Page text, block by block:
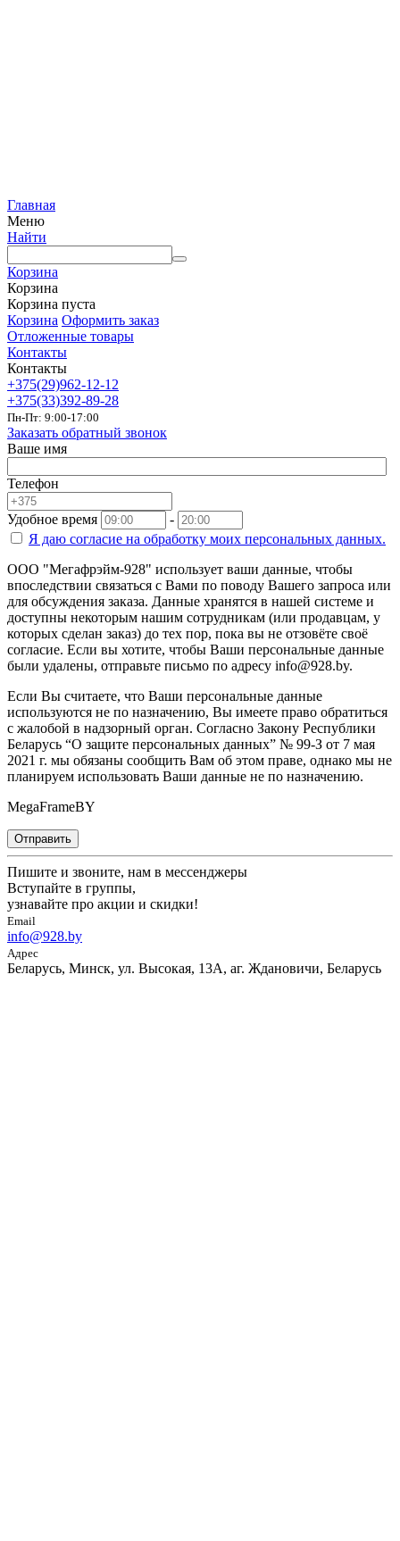
Главная
Меню
Найти
Корзина
Корзина
Корзина пуста
Корзина Оформить заказ
Отложенные товары
Контакты
Контакты
+375(29)962-12-12
+375(33)392-89-28
Пн-Пт: 9:00-17:00
Заказать обратный звонок
Ваше имя
Телефон
Удобное время
-
Я даю согласие на обработку моих персональных данных.
ООО "Мегафрэйм-928" использует ваши данные, чтобы
впоследствии связаться с Вами по поводу Вашего запроса или
для обсуждения заказа. Данные хранятся в нашей системе и
доступны некоторым нашим сотрудникам (или продавцам, у
которых сделан заказ) до тех пор, пока вы не отзовёте своё
согласие. Если вы хотите, чтобы Ваши персональные данные
были удалены, отправьте письмо по адресу info@928.by.
Если Вы считаете, что Ваши персональные данные
используются не по назначению, Вы имеете право обратиться
с жалобой в надзорный орган. Согласно Закону Республики
Беларусь “О защите персональных данных” № 99-З от 7 мая
2021 г. мы обязаны сообщить Вам об этом праве, однако мы не
планируем использовать Ваши данные не по назначению.
MegaFrameBY
Отправить
Пишите и звоните, нам в мессенджеры
Вступайте в группы,
узнавайте про акции и скидки!
Email
info@928.by
Адрес
Беларусь, Минск, ул. Высокая, 13А, аг. Ждановичи, Беларусь